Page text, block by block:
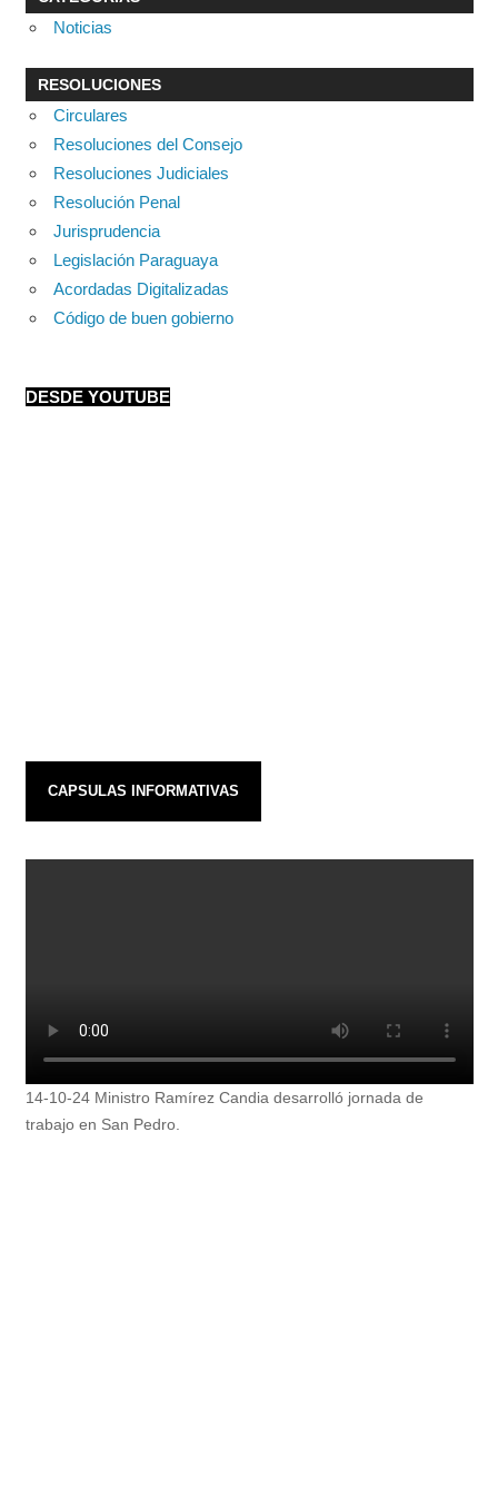
Noticias
RESOLUCIONES
Circulares
Resoluciones del Consejo
Resoluciones Judiciales
Resolución Penal
Jurisprudencia
Legislación Paraguaya
Acordadas Digitalizadas
Código de buen gobierno
DESDE YOUTUBE
CAPSULAS INFORMATIVAS
14-10-24 Ministro Ramírez Candia desarrolló jornada de
trabajo en San Pedro.